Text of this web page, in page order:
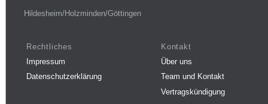
Hildesheim/Holzminden/Göttingen
Rechtliches
Impressum
Datenschutzerklärung
Kontakt
Über uns
Team und Kontakt
Vertragskündigung